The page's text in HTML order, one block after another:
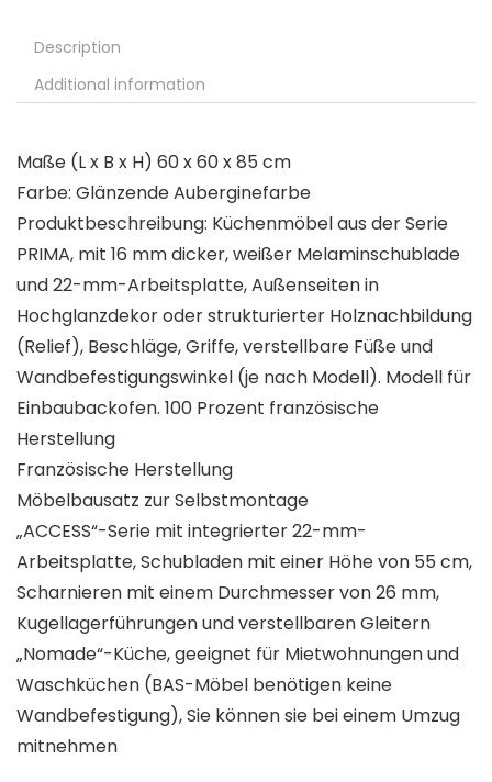
Description
Additional information
Maße (L x B x H) 60 x 60 x 85 cm
Farbe: Glänzende Auberginefarbe
Produktbeschreibung: Küchenmöbel aus der Serie
PRIMA, mit 16 mm dicker, weißer Melaminschublade
und 22-mm-Arbeitsplatte, Außenseiten in
Hochglanzdekor oder strukturierter Holznachbildung
(Relief), Beschläge, Griffe, verstellbare Füße und
Wandbefestigungswinkel (je nach Modell). Modell für
Einbaubackofen. 100 Prozent französische
Herstellung
Französische Herstellung
Möbelbausatz zur Selbstmontage
„ACCESS“-Serie mit integrierter 22-mm-
Arbeitsplatte, Schubladen mit einer Höhe von 55 cm,
Scharnieren mit einem Durchmesser von 26 mm,
Kugellagerführungen und verstellbaren Gleitern
„Nomade“-Küche, geeignet für Mietwohnungen und
Waschküchen (BAS-Möbel benötigen keine
Wandbefestigung), Sie können sie bei einem Umzug
mitnehmen